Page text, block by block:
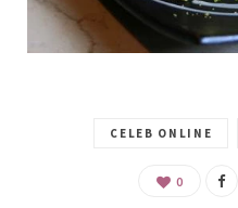
CELEB ONLINE
0